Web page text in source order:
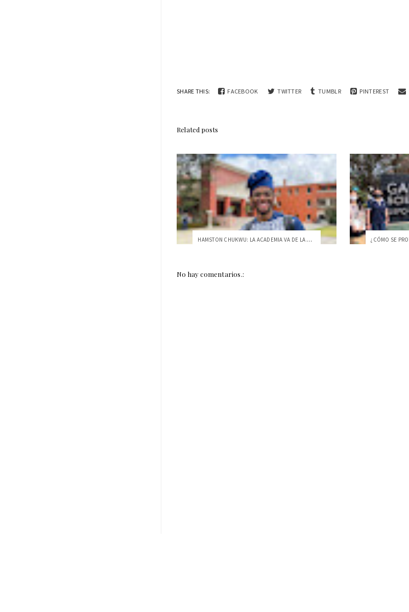
SHARE THIS: FACEBOOK TWITTER TUMBLR PINTEREST
Related posts
HAMSTON CHUKWU: LA ACADEMIA VA DE LA MAN...
No hay comentarios.: